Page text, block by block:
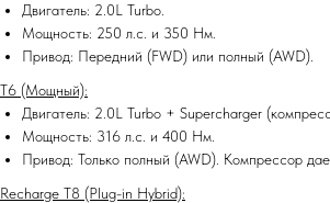
Двигатель: 2.0L Turbo.
Мощность: 250 л.с. и 350 Нм.
Привод: Передний (FWD) или полный (AWD).
T6 (Мощный):
Двигатель: 2.0L Turbo + Supercharger
Мощность: 316 л.с. и 400 Нм.
Привод: Только полный (AWD). Компрессор
Recharge T8 (Plug-in Hybrid):